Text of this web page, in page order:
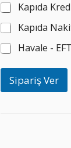
i
Kapıda
Kapıda
Havale - EFT
Sipariş Ver